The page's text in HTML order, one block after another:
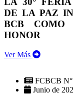
DE LA PAZ
BCB COMO
HONOR
Ver Más
FCBCB
Junio de